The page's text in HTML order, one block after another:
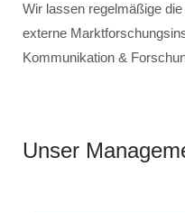
Wir lassen regelmäßige
externe
Kommunikation &
Unser